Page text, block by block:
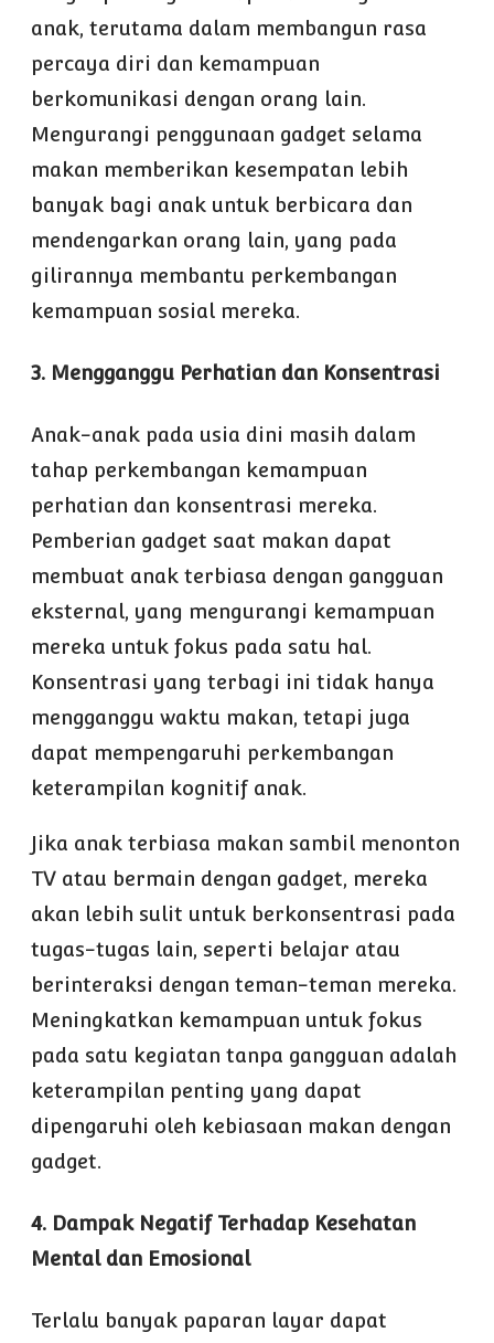
anak, terutama dalam membangun rasa
percaya diri dan kemampuan
berkomunikasi dengan orang lain.
Mengurangi penggunaan gadget selama
makan memberikan kesempatan lebih
banyak bagi anak untuk berbicara dan
mendengarkan orang lain, yang pada
gilirannya membantu perkembangan
kemampuan sosial mereka.
3. Mengganggu Perhatian dan Konsentrasi
Anak-anak pada usia dini masih dalam
tahap perkembangan kemampuan
perhatian dan konsentrasi mereka.
Pemberian gadget saat makan dapat
membuat anak terbiasa dengan gangguan
eksternal, yang mengurangi kemampuan
mereka untuk fokus pada satu hal.
Konsentrasi yang terbagi ini tidak hanya
mengganggu waktu makan, tetapi juga
dapat mempengaruhi perkembangan
keterampilan kognitif anak.
Jika anak terbiasa makan sambil menonton
TV atau bermain dengan gadget, mereka
akan lebih sulit untuk berkonsentrasi pada
tugas-tugas lain, seperti belajar atau
berinteraksi dengan teman-teman mereka.
Meningkatkan kemampuan untuk fokus
pada satu kegiatan tanpa gangguan adalah
keterampilan penting yang dapat
dipengaruhi oleh kebiasaan makan dengan
gadget.
4. Dampak Negatif Terhadap Kesehatan
Mental dan Emosional
Terlalu banyak paparan layar dapat